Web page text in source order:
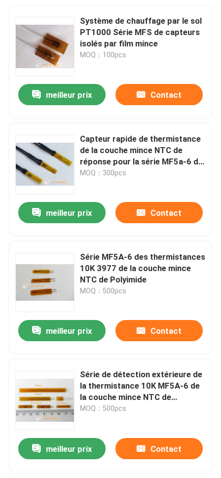
Système de chauffage par le sol
PT1000 Série MFS de capteurs
isolés par film mince
MOQ：100pcs
meilleur prix Contact
Capteur rapide de thermistance
de la couche mince NTC de
réponse pour la série MF5a-6 du
paquet 10K 3435 de batterie
MOQ：300pcs
meilleur prix Contact
Série MF5A-6 des thermistances
10K 3977 de la couche mince
NTC de Polyimide
MOQ：500pcs
meilleur prix Contact
Série de détection extérieure de
la thermistance 10K MF5A-6 de
la couche mince NTC de
sensibilité élevée
MOQ：500pcs
meilleur prix Contact